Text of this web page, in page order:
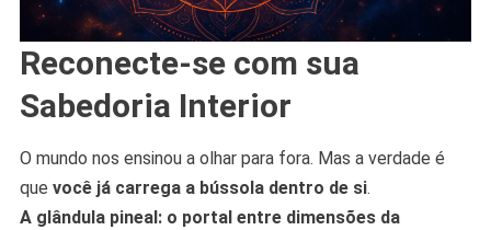
Reconecte-se com sua
Sabedoria Interior
O mundo nos ensinou a olhar para fora. Mas a verdade é
que você já carrega a bússola dentro de si.
A glândula pineal: o portal entre dimensões da